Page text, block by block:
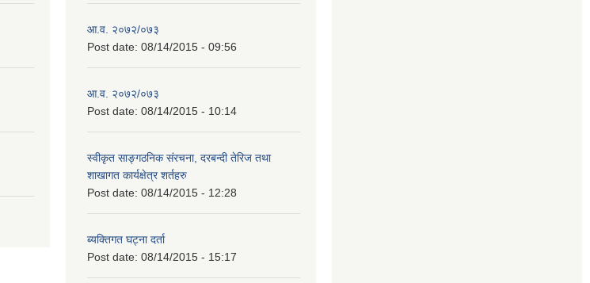
आ.व. २०७२/०७३
Post date: 08/14/2015 - 09:56
आ.व. २०७२/०७३
Post date: 08/14/2015 - 10:14
स्वीकृत साङ्गठनिक संरचना, दरबन्दी तेरिज तथा
शाखागत कार्यक्षेत्र शर्तहरु
Post date: 08/14/2015 - 12:28
ब्यक्तिगत घट्ना दर्ता
Post date: 08/14/2015 - 15:17